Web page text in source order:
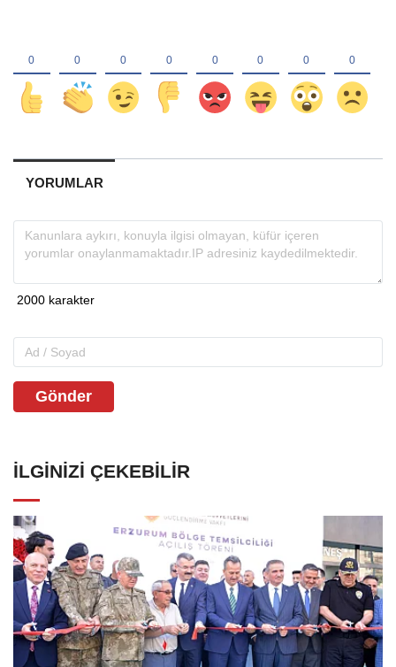
YORUMLAR
Gönder
İLGINIZI ÇEKEBILIR